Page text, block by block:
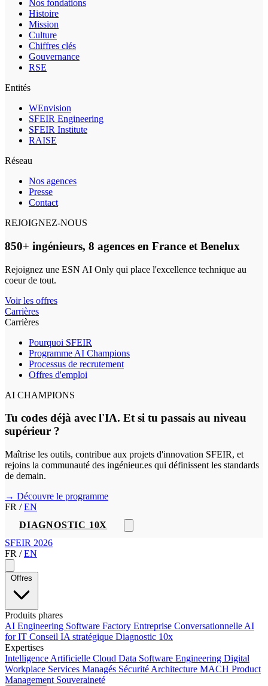
Nos fondations
Histoire
Mission
Culture
Chiffres clés
Gouvernance
RSE
Entités
WEnvision
SFEIR Engineering
SFEIR Institute
RAISE
Réseau
Nos agences
Presse
Contact
REJOIGNEZ-NOUS
850+ ingénieurs, 8 agences en France et Benelux
Rejoignez une ESN AI Only qui place l'excellence technique au
coeur de tout.
Voir les offres
Carrières
Carrières
Pourquoi SFEIR
Programme AI Champions
Processus de recrutement
Offres d'emploi
AI CHAMPIONS
Tu codes déjà avec l'IA. Et si tu passais au niveau
supérieur ?
Maîtrise les outils, contribue aux projets d'innovation SFEIR, et
rejoins la communauté des ingénieur.es qui définissent les standards
de demain.
→ Découvre le programme
FR / EN
DIAGNOSTIC 10X
SFEIR 2026
FR / EN
Offres
Produits phares
AI Engineering Software Factory Entreprise Conversationnelle AI
for IT Conseil IA stratégique Diagnostic 10x
Expertises
Intelligence Artificielle Cloud Data Software Engineering Digital
Workplace Services Managés Sécurité Architecture MACH Product
Management Souveraineté